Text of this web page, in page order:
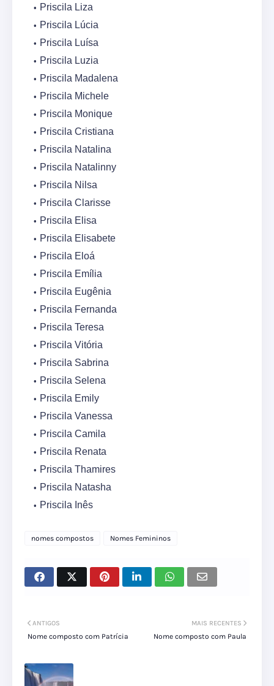
Priscila Liza
Priscila Lúcia
Priscila Luísa
Priscila Luzia
Priscila Madalena
Priscila Michele
Priscila Monique
Priscila Cristiana
Priscila Natalina
Priscila Natalinny
Priscila Nilsa
Priscila Clarisse
Priscila Elisa
Priscila Elisabete
Priscila Eloá
Priscila Emília
Priscila Eugênia
Priscila Fernanda
Priscila Teresa
Priscila Vitória
Priscila Sabrina
Priscila Selena
Priscila Emily
Priscila Vanessa
Priscila Camila
Priscila Renata
Priscila Thamires
Priscila Natasha
Priscila Inês
nomes compostos Nomes Femininos
MAIS RECENTES
Nome composto com Paula
ANTIGOS
Nome composto com Patrícia